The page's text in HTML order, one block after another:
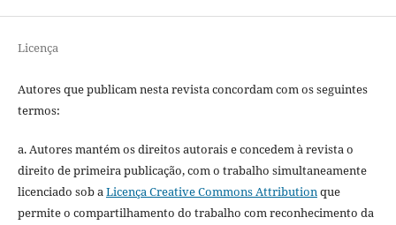
Licença
Autores que publicam nesta revista concordam com os seguintes
termos:
a. Autores mantém os direitos autorais e concedem à revista o
direito de primeira publicação, com o trabalho simultaneamente
licenciado sob aLicença Creative Commons Attributionque
permite o compartilhamento do trabalho com reconhecimento da